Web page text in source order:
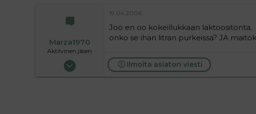
Marza1970
Aktiivinen jäsen
22.04.2005
19.04.2006
Joo en oo kokeillukkaan laktoositonta.
onko se ihan litran purkeissa? JA
Ilmoita asiaton viesti